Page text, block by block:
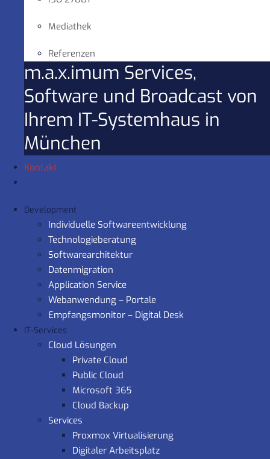
Mediathek
Referenzen
m.a.x.imum Services,
Software und Broadcast von
Ihrem IT-Systemhaus in
München
Kontakt
Development
Individuelle Softwareentwicklung
Technologieberatung
Softwarearchitektur
Datenmigration
Application Service
Webanwendung – Portale
Empfangsmonitor – Digital Desk
IT-Services
Cloud Lösungen
Private Cloud
Public Cloud
Microsoft 365
Cloud Backup
Services
Proxmox Virtualisierung
Digitaler Arbeitsplatz